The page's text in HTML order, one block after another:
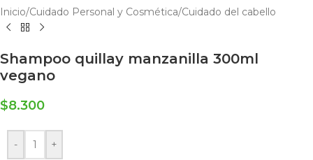
Inicio/Cuidado Personal y Cosmética/Cuidado del cabello
Shampoo quillay manzanilla 300ml
vegano
$8.300
- +